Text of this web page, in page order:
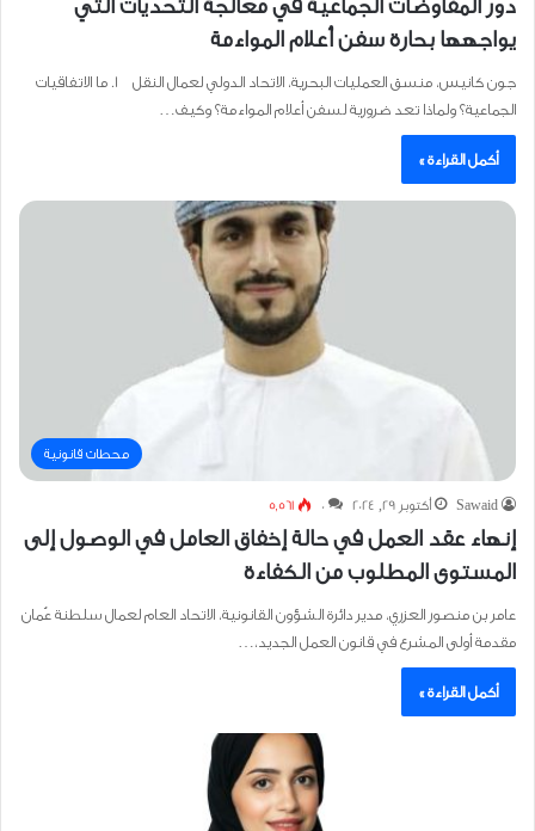
دور المفاوضات الجماعية في معالجة التحديات التي
يواجهها بحارة سفن أعلام المواءمة
جون كانيس، منسق العمليات البحرية، الاتحاد الدولي لعمال النقل 1. ما الاتفاقيات
الجماعية؟ ولماذا تعد ضرورية لسفن أعلام المواءمة؟ وكيف…
أكمل القراءة »
محطات قانونية
Sawaid أكتوبر 29, 2024 0 5٬561
إنهاء عقد العمل في حالة إخفاق العامل في الوصول إلى
المستوى المطلوب من الكفاءة
عامر بن منصور العزري، مدير دائرة الشؤون القانونية، الاتحاد العام لعمال سلطنة عُمان
مقدمة أولى المشرع في قانون العمل الجديد،…
أكمل القراءة »